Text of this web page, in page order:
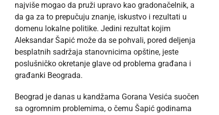
najviše mogao da pruži upravo kao gradonačelnik, a
da ga za to prepučuju znanje, iskustvo i rezultati u
domenu lokalne politike. Jedini rezultat kojim
Aleksandar Šapić može da se pohvali, pored deljenja
besplatnih sadržaja stanovnicima opštine, jeste
poslušničko okretanje glave od problema građana i
građanki Beograda.
Beograd je danas u kandžama Gorana Vesića suočen
sa ogromnim problemima, o čemu Šapić godinama